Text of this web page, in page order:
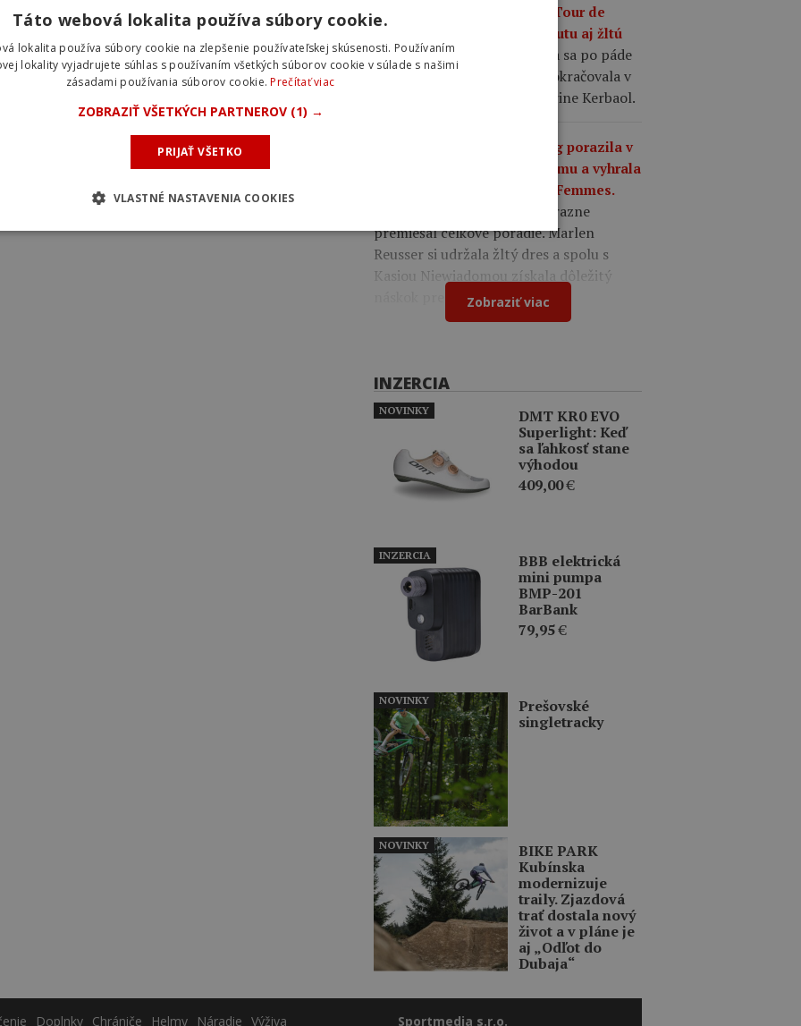
zrazil Noemi Rüegg počas Tour de
France Femmes, dostal pokutu aj žltú
kartu. Švajčiarska pretekárka sa po páde
rýchlo vrátila na bicykel a pokračovala v
pomoci tímovej líderke Cédrine Kerbaol.
Demi Vollering porazila v
šprinte Reusser a Niewiadomu a vyhrala
piatu etapu Tour de France Femmes.
Náročný kopcovitý profil výrazne
premiešal celkové poradie. Marlen
Reusser si udržala žltý dres a spolu s
Kasiou Niewiadomou získala dôležitý
náskok pred súperkami.
Zobraziť viac
INZERCIA
DMT KR0 EVO
Superlight: Keď
sa ľahkosť stane
výhodou
409,00€
NOVINKY
BBB elektrická
mini pumpa
BMP-201
BarBank
79,95€
INZERCIA
Prešovské
singletracky
NOVINKY
BIKE PARK
Kubínska
modernizuje
traily. Zjazdová
trať dostala nový
život a v pláne je
aj „Odľot do
Dubaja“
NOVINKY
Doplnky Chrániče Helmy Náradie Výživa Sportmedia s.r.o.
Táto webová lokalita používa súbory cookie.
lokalita používa súbory cookie na zlepšenie používateľskej skúsenosti. Používaním
lokality vyjadrujete súhlas s používaním všetkých súborov cookie v súlade s našimi
zásadami používania súborov cookie.Prečítať viac
ZOBRAZIŤ VŠETKÝCH PARTNEROV (1) →
PRIJAŤ VŠETKO
VLASTNÉ NASTAVENIA COOKIES